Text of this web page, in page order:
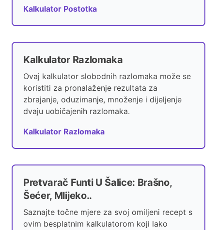
Kalkulator Postotka
Kalkulator Razlomaka
Ovaj kalkulator slobodnih razlomaka može se
koristiti za pronalaženje rezultata za
zbrajanje, oduzimanje, množenje i dijeljenje
dvaju uobičajenih razlomaka.
Kalkulator Razlomaka
Pretvarač Funti U Šalice: Brašno,
Šećer, Mlijeko..
Saznajte točne mjere za svoj omiljeni recept s
ovim besplatnim kalkulatorom koji lako